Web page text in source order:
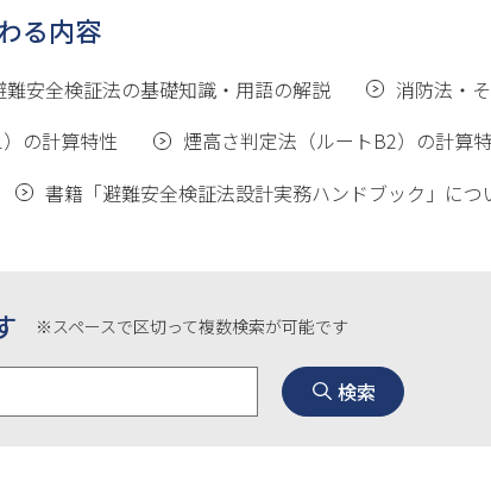
る内容
難安全検証法の基礎知識・用語の解説
消防法・
の計算特性
煙高さ判定法（ルートB2）の計算
書籍「避難安全検証法設計実務ハンドブック」につ
※スペースで区切って複数検索が可能です
検索